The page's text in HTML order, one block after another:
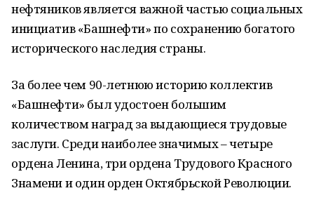
нефтяников является важной частью социальных
инициатив «Башнефти» по сохранению богатого
исторического наследия страны.
За более чем 90-летнюю историю коллектив
«Башнефти» был удостоен большим
количеством наград за выдающиеся трудовые
заслуги. Среди наиболее значимых – четыре
ордена Ленина, три ордена Трудового Красного
Знамени и один орден Октябрьской Революции.